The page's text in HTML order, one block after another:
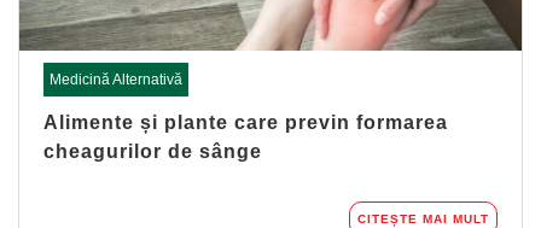
Medicină Alternativă
Alimente și plante care previn formarea
cheagurilor de sânge
CITEȘTE MAI MULT